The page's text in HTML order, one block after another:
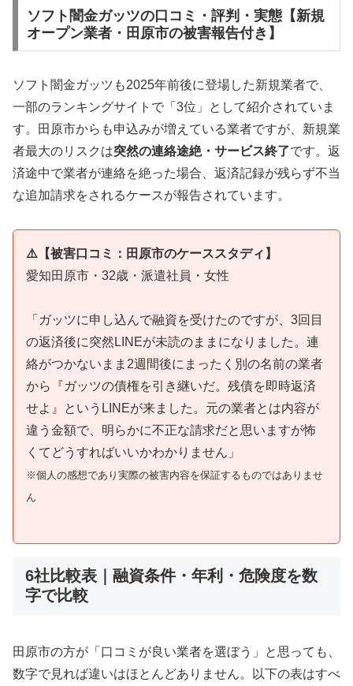
ソフト闇金ガッツの口コミ・評判・実態【新規
オープン業者・田原市の被害報告付き】
ソフト闇金ガッツも2025年前後に登場した新規業者で、
一部のランキングサイトで「3位」として紹介されていま
す。田原市からも申込みが増えている業者ですが、新規業
者最大のリスクは突然の連絡途絶・サービス終了です。返
済途中で業者が連絡を絶った場合、返済記録が残らず不当
な追加請求をされるケースが報告されています。
⚠️【被害口コミ：田原市のケーススタディ】
愛知田原市・32歳・派遣社員・女性
「ガッツに申し込んで融資を受けたのですが、3回目
の返済後に突然LINEが未読のままになりました。連
絡がつかないまま2週間後にまったく別の名前の業者
から『ガッツの債権を引き継いだ。残債を即時返済
せよ』というLINEが来ました。元の業者とは内容が
違う金額で、明らかに不正な請求だと思いますが怖
くてどうすればいいかわかりません」
※個人の感想であり実際の被害内容を保証するものではありませ
ん
6社比較表｜融資条件・年利・危険度を数
字で比較
田原市の方が「口コミが良い業者を選ぼう」と思っても、
数字で見れば違いはほとんどありません。以下の表はすべ